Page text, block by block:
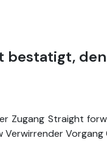
bestatigt,
Zugang Straight